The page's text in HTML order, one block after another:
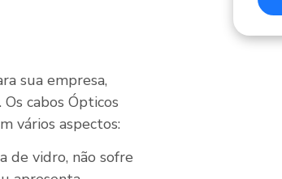
sua empresa,
cabos Ópticos
vários aspectos:
de vidro, não sofre